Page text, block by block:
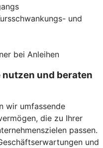
und
bei Anleihen
und beraten
wir umfassende
die zu Ihrer
passen.
und